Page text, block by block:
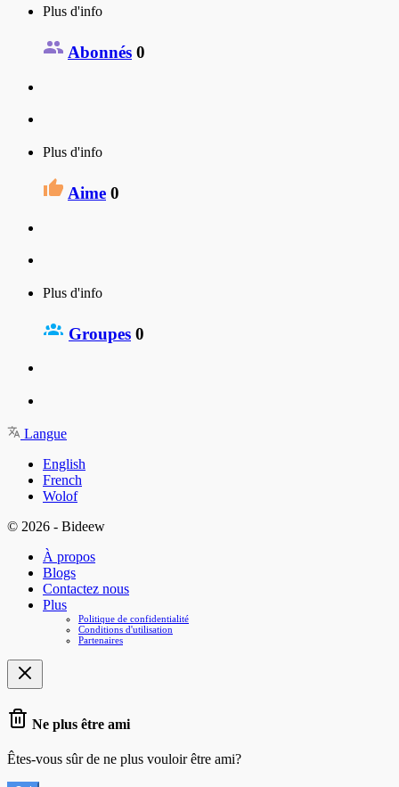
Plus d'info
Abonnés 0
Plus d'info
Aime 0
Plus d'info
Groupes 0
Langue
English
French
Wolof
© 2026 - Bideew
À propos
Blogs
Contactez nous
Plus
Politique de confidentialité
Conditions d'utilisation
Partenaires
Ne plus être ami
Êtes-vous sûr de ne plus vouloir être ami?